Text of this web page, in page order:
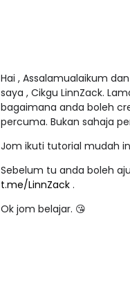
Hai , Assalamualaikum
saya , Cikgu LinnZack.
bagaimana anda boleh
percuma. Bukan sahaja
Jom ikuti tutorial mudah
Sebelum tu anda boleh
t.me/LinnZack .
Ok jom belajar. 😘